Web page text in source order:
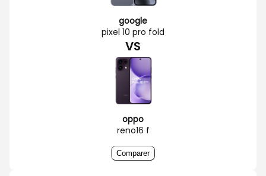
google
pixel 10 pro fold
VS
oppo
reno16 f
Comparer